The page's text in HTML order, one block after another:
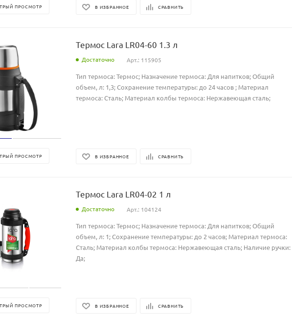
ПРОСМОТР В ИЗБРАННОЕ СРАВНИТЬ
ПРОСМОТР
Термос Lara LR04-60 1.3 л
Достаточно Арт.: 115905
Тип термоса: Термос; Назначение термоса: Для напитков; Общий
объем, л: 1,3; Сохранение температуры: до 24 часов ; Материал
термоса: Сталь; Материал колбы термоса: Нержавеющая сталь;
В ИЗБРАННОЕ СРАВНИТЬ
ПРОСМОТР
Термос Lara LR04-02 1 л
Достаточно Арт.: 104124
Тип термоса: Термос; Назначение термоса: Для напитков; Общий
объем, л: 1; Сохранение температуры: до 2 часов; Материал термоса:
Сталь; Материал колбы термоса: Нержавеющая сталь; Наличие ручки:
Да;
В ИЗБРАННОЕ СРАВНИТЬ